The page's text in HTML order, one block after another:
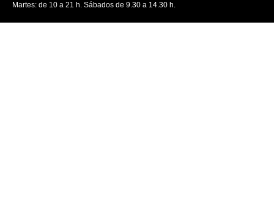
Martes: de 10 a 21 h. Sábados de 9.30 a 14.30 h.